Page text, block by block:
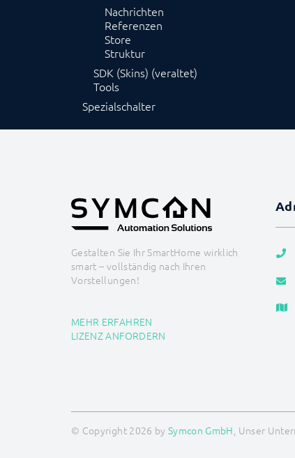
Nachrichten
Referenzen
Store
Struktur
SDK (Skins) (veraltet)
Tools
Spezialschalter
Gestalten Sie Ihr SmartHome wirklich
smart – vollständig nach Ihren
Vorstellungen!
MEHR ERFAHREN
LIZENZ ANFORDERN
© Copyright 2026 by Symcon GmbH, Unser